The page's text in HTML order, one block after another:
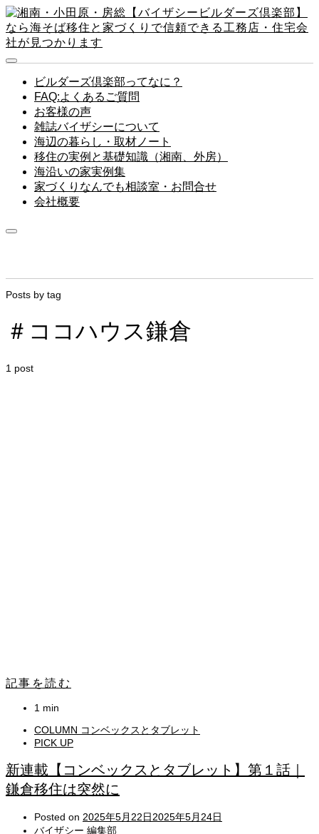
ビルダーズ倶楽部ってなに？
FAQ:よくあるご質問
お客様の声
雑誌バイザシーについて
海辺の暮らし・取材ノート
移住の実例と基礎知識（湘南、外房）
海沿いの家実例集
家づくりなんでも相談室・お問合せ
会社概要
Posts by tag
＃ココハウス鎌倉
1 post
記事を読む
1 min
COLUMN コンベックスとタブレット
PICK UP
新連載【コンベックスとタブレット】第１話｜
鎌倉移住は突然に
Posted on 2025年5月22日2025年5月24日
バイザシー 編集部